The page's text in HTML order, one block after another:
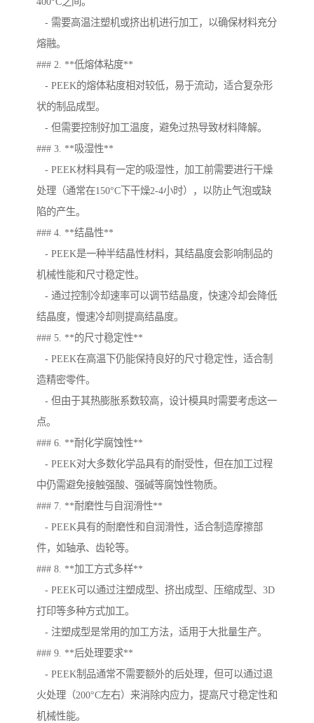
- 需要高温注塑机或挤出机进行加工，以确保材料充分
熔融。
### 2. **低熔体粘度**
- PEEK的熔体粘度相对较低，易于流动，适合复杂形
状的制品成型。
- 但需要控制好加工温度，避免过热导致材料降解。
### 3. **吸湿性**
- PEEK材料具有一定的吸湿性，加工前需要进行干燥
处理（通常在150°C下干燥2-4小时），以防止气泡或缺
陷的产生。
### 4. **结晶性**
- PEEK是一种半结晶性材料，其结晶度会影响制品的
机械性能和尺寸稳定性。
- 通过控制冷却速率可以调节结晶度，快速冷却会降低
结晶度，慢速冷却则提高结晶度。
### 5. **的尺寸稳定性**
- PEEK在高温下仍能保持良好的尺寸稳定性，适合制
造精密零件。
- 但由于其热膨胀系数较高，设计模具时需要考虑这一
点。
### 6. **耐化学腐蚀性**
- PEEK对大多数化学品具有的耐受性，但在加工过程
中仍需避免接触强酸、强碱等腐蚀性物质。
### 7. **耐磨性与自润滑性**
- PEEK具有的耐磨性和自润滑性，适合制造摩擦部
件，如轴承、齿轮等。
### 8. **加工方式多样**
- PEEK可以通过注塑成型、挤出成型、压缩成型、3D
打印等多种方式加工。
- 注塑成型是常用的加工方法，适用于大批量生产。
### 9. **后处理要求**
- PEEK制品通常不需要额外的后处理，但可以通过退
火处理（200°C左右）来消除内应力，提高尺寸稳定性和
机械性能。